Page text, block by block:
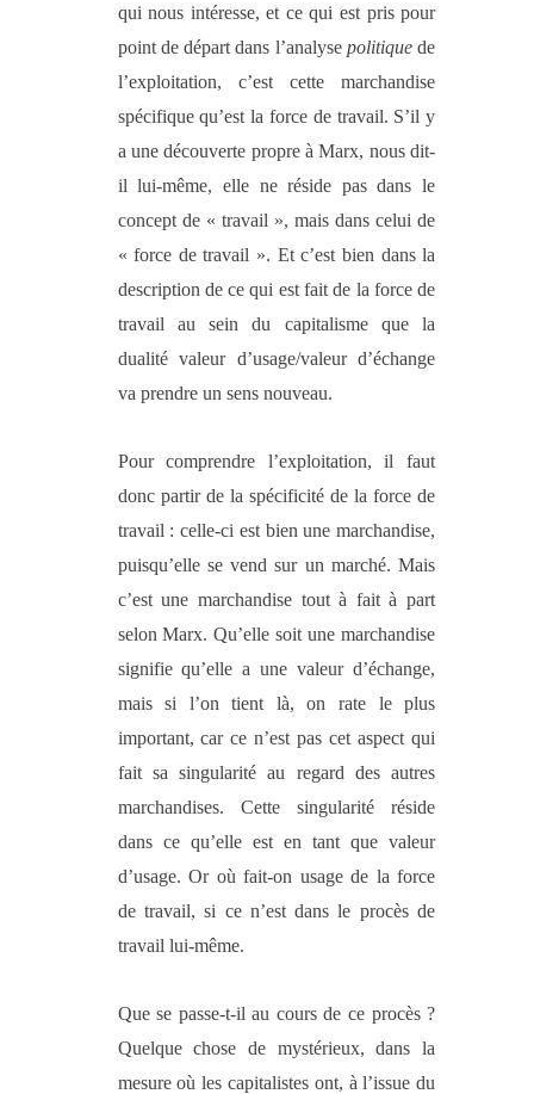
qui nous intéresse, et ce qui est pris pour
point de départ dans l’analyse politiquede
l’exploitation, c’est cette marchandise
spécifique qu’est la force de travail. S’il y
a une découverte propre à Marx, nous dit-
il lui-même, elle ne réside pas dans le
concept de « travail », mais dans celui de
« force de travail ». Et c’est bien dans la
description de ce qui est fait de la force de
travail au sein du capitalisme que la
dualité valeur d’usage/valeur d’échange
va prendre un sens nouveau.
Pour comprendre l’exploitation, il faut
donc partir de la spécificité de la force de
travail : celle-ci est bien une marchandise,
puisqu’elle se vend sur un marché. Mais
c’est une marchandise tout à fait à part
selon Marx. Qu’elle soit une marchandise
signifie qu’elle a une valeur d’échange,
mais si l’on tient là, on rate le plus
important, car ce n’est pas cet aspect qui
fait sa singularité au regard des autres
marchandises. Cette singularité réside
dans ce qu’elle est en tant que valeur
d’usage. Or où fait-on usage de la force
de travail, si ce n’est dans le procès de
travail lui-même.
Que se passe-t-il au cours de ce procès ?
Quelque chose de mystérieux, dans la
mesure où les capitalistes ont, à l’issue du